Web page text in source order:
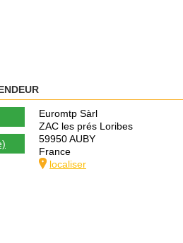
Euromtp Sàrl
ZAC les prés Loribes
59950 AUBY
France
localiser